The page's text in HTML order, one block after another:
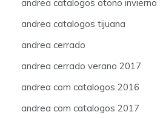
andrea catalogos otoño invierno
andrea catalogos tijuana
andrea cerrado
andrea cerrado verano 2017
andrea com catalogos 2016
andrea com catalogos 2017